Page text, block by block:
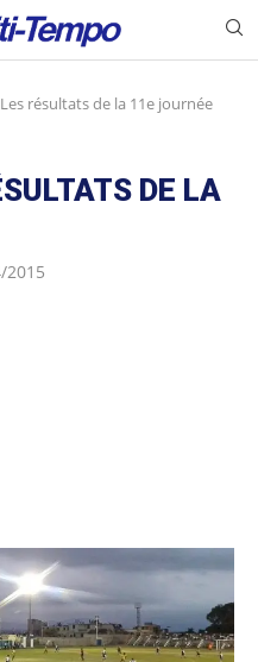
résultats de la 11e journée
DE LA
2015